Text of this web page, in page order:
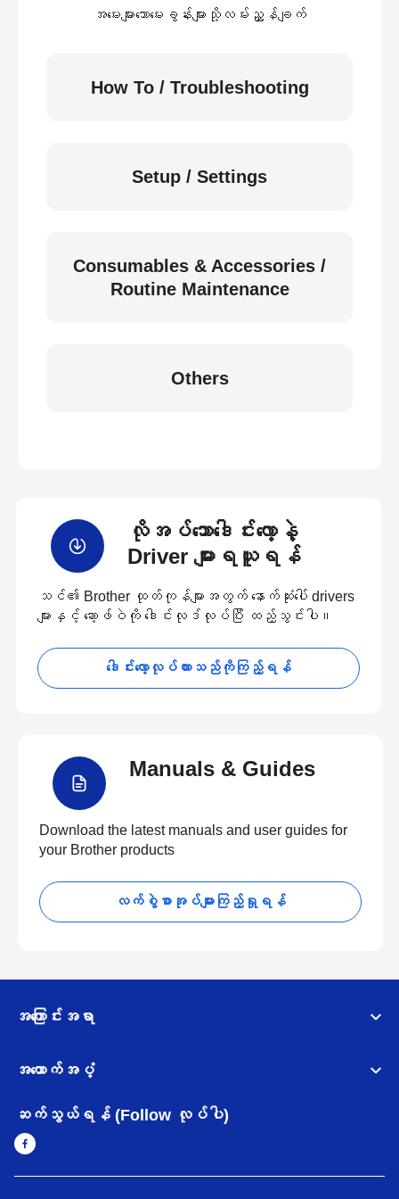
အမေးများသောမေးခွန်းများသို့လမ်းညွှန်ချက်
How To / Troubleshooting
Setup / Settings
Consumables & Accessories /
Routine Maintenance
Others
လိုအပ်သောဒေါင်းလော့နဲ့
Driver များရယူရန်
သင်၏ Brother ထုတ်ကုန်များအတွက် နောက်ဆုံးပေါ် drivers
များနှင့် ဆော့ဖ်ဝဲကို ဒေါင်းလုဒ်လုပ်ပြီး ထည့်သွင်းပါ။
ဒေါင်းလော့လုပ်ထားသည်ကိုကြည့်ရန်
Manuals & Guides
Download the latest manuals and user guides for
your Brother products
လက်စွဲစာအုပ်များကြည့်ရှုရန်
အကြောင်းအရာ
အထောက်အပံ့
ဆက်သွယ်ရန် (Follow လုပ်ပါ)